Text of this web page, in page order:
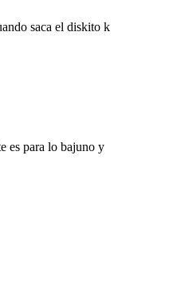
saca el diskito k
es para lo bajuno y